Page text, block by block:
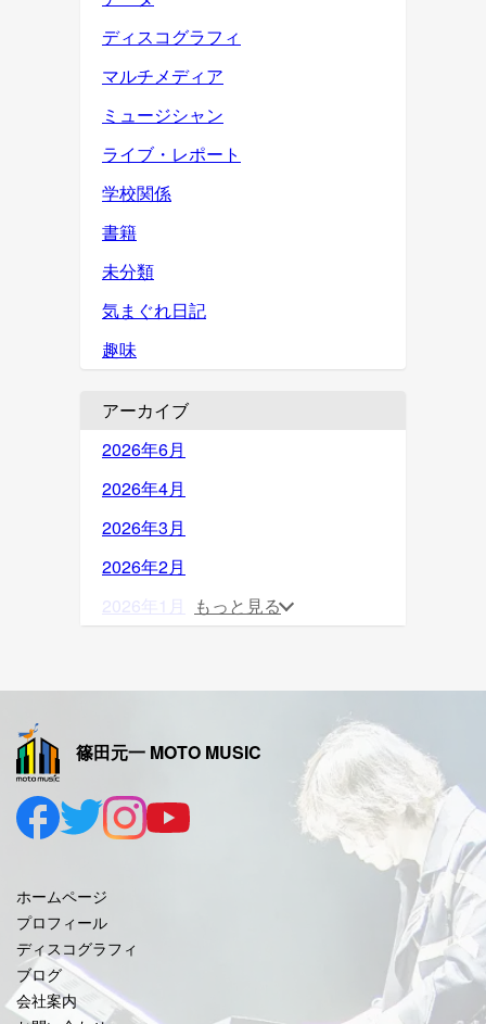
ディスコグラフィ
マルチメディア
ミュージシャン
ライブ・レポート
学校関係
書籍
未分類
気まぐれ日記
趣味
アーカイブ
2026年6月
2026年4月
2026年3月
2026年2月
2026年1月
2025年9月
2025年8月
2025年7月
2025年5月
2025年4月
2025年3月
もっと見る
篠田元一 MOTO MUSIC
ホームページ
プロフィール
ディスコグラフィ
ブログ
会社案内